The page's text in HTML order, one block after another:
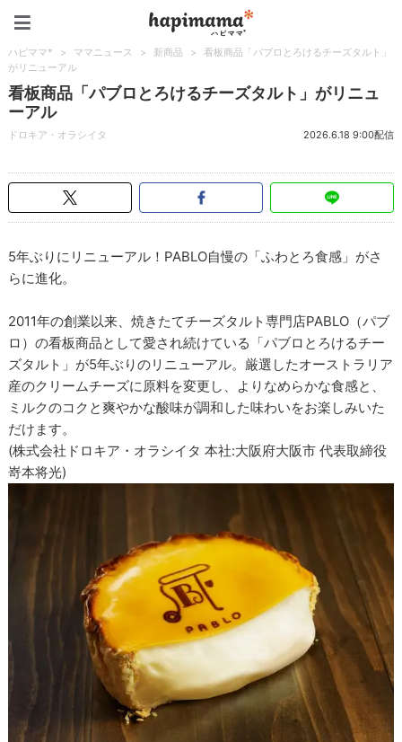
ハピママ* > ママニュース > 新商品 >
看板商品「パブロとろけるチーズタルト」
がリニューアル
看板商品「パブロとろけるチーズタルト」がリニュ
ーアル
ドロキア・オラシイタ 2026.6.18 9:00配信
5年ぶりにリニューアル！PABLO自慢の「ふわとろ食感」がさ
らに進化。
2011年の創業以来、焼きたてチーズタルト専門店PABLO（パブ
ロ）の看板商品として愛され続けている「パブロとろけるチー
ズタルト」が5年ぶりのリニューアル。厳選したオーストラリア
産のクリームチーズに原料を変更し、よりなめらかな食感と、
ミルクのコクと爽やかな酸味が調和した味わいをお楽しみいた
だけます。
(株式会社ドロキア・オラシイタ 本社:大阪府大阪市 代表取締役
嵜本将光)